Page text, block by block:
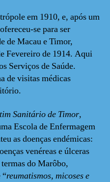
em 1910, e, após um
se para ser
de Macau e Timor,
Fevereiro de 1914. Aqui
Serviços de Saúde.
de visitas médicas
Sanitário de Timor,
Escola de Enfermagem
as doenças endémicas:
venéreas e úlceras
do Marôbo,
“reumatismos, micoses e